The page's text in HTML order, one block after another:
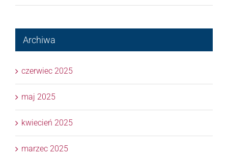
Archiwa
czerwiec 2025
maj 2025
kwiecień 2025
marzec 2025